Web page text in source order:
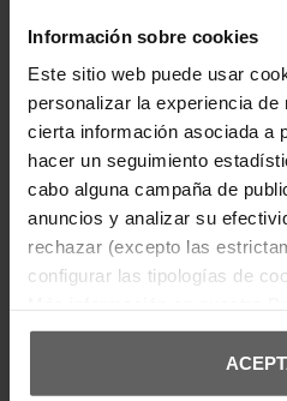
Información sobre cookies
Este sitio web puede usar
personalizar la experiencia de
cierta información asociada a
hacer un seguimiento
cabo alguna campaña de
anuncios y analizar su
rechazar (excepto las
configurar las tipologías de
Destaca por el logo frontal en
año de fundación de la marca. Su
tejido ligero y suave lo convierte
ideal para entretiempo, perfecta
casual y sofisticado.
DETALLES DEL PRODUCTO
DEVOLUCIONES Y